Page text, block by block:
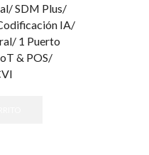
SDM Plus/
IA/
1 Puerto
& POS/